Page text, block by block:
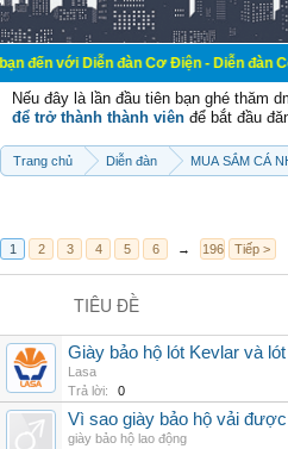
đàn Cơ Điện - Diễn đàn Cơ điện là
Nếu đây là lần đầu tiên bạn ghé thăm
để trở thành thành viên để bắt đầu
Trang chủ Diễn đàn MUA SẮM CÁ
1 2 3 4 5 6 → 196 Tiếp >
TIÊU ĐỀ
Giày bảo hộ lót Kevlar và
Lasa
Trả lời:
0
Vì sao giày bảo hộ vải
giày bảo hộ lao động